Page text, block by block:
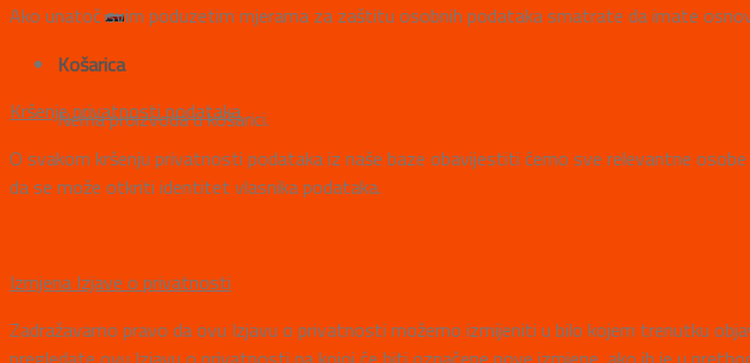
Košarica
Nema proizvoda u košarici.
Ako unatoč svim poduzetim mjerama za zaštitu osobnih podataka smatrate da imate
Kršenje privatnosti podataka
O svakom kršenju privatnosti podataka iz naše baze obavijestiti ćemo sve relevantne
da se može otkriti identitet vlasnika podataka.
Izmjena Izjave o privatnosti
Zadražavamo pravo da ovu Izjavu o privatnosti možemo izmijeniti u bilo kojem trenutku